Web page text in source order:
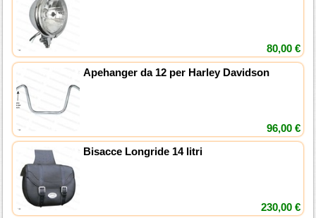
80,00 €
Apehanger da 12 per Harley Davidson
96,00 €
Bisacce Longride 14 litri
230,00 €